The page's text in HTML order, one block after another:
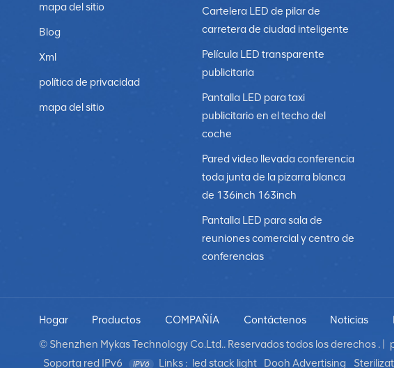
mapa del sitio
Blog
Xml
política de privacidad
mapa del sitio
Cartelera LED de pilar de
carretera de ciudad inteligente
Película LED transparente
publicitaria
Pantalla LED para taxi
publicitario en el techo del
coche
Pared video llevada conferencia
toda junta de la pizarra blanca
de 136inch 163inch
Pantalla LED para sala de
reuniones comercial y centro de
conferencias
Hogar Productos COMPAÑÍA Contáctenos Noticias
© Shenzhen Mykas Technology Co.Ltd.. Reservados todos los derechos . |
Soporta red IPv6
Links : led stack light Dooh Advertising